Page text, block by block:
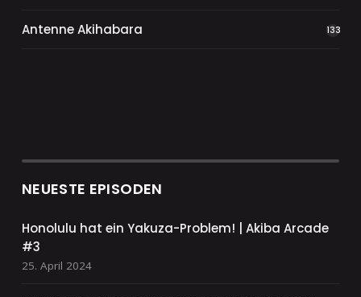
Antenne Akihabara 133
NEUESTE EPISODEN
Honolulu hat ein Yakuza-Problem! | Akiba Arcade
#3
25. April 2024